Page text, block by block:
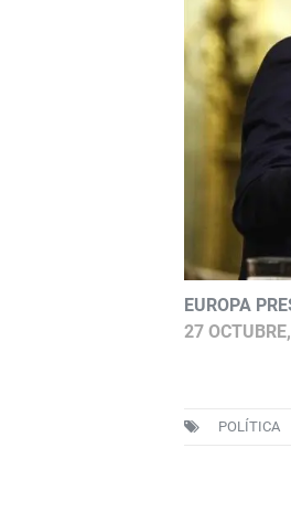
EUROPA
27
POLÍTICA